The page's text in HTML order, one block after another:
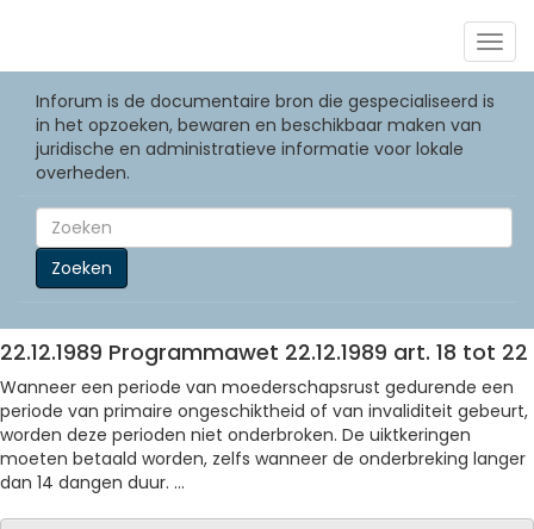
Inforum is de documentaire bron die gespecialiseerd is
in het opzoeken, bewaren en beschikbaar maken van
juridische en administratieve informatie voor lokale
overheden.
Zoeken
22.12.1989 Programmawet 22.12.1989 art. 18 tot 22
Wanneer een periode van moederschapsrust gedurende een
periode van primaire ongeschiktheid of van invaliditeit gebeurt,
worden deze perioden niet onderbroken. De uiktkeringen
moeten betaald worden, zelfs wanneer de onderbreking langer
dan 14 dangen duur. ...